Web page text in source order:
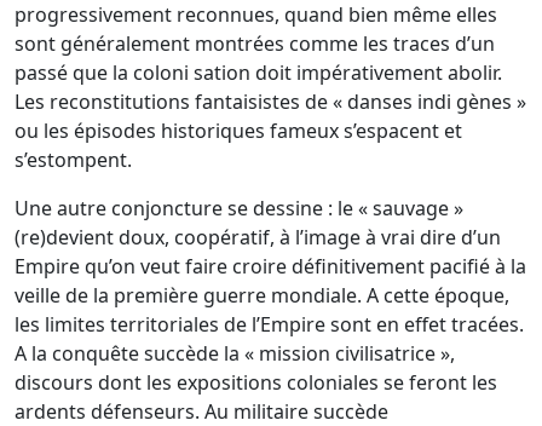
progressivement reconnues, quand bien même elles
sont généralement montrées comme les traces d’un
passé que la coloni sation doit impérativement abolir.
Les reconstitutions fantaisistes de « danses indi gènes »
ou les épisodes historiques fameux s’espacent et
s’estompent.
Une autre conjoncture se dessine : le « sauvage »
(re)devient doux, coopératif, à l’image à vrai dire d’un
Empire qu’on veut faire croire définitivement pacifié à la
veille de la première guerre mondiale. A cette époque,
les limites territoriales de l’Empire sont en effet tracées.
A la conquête succède la « mission civilisatrice »,
discours dont les expositions coloniales se feront les
ardents défenseurs. Au militaire succède